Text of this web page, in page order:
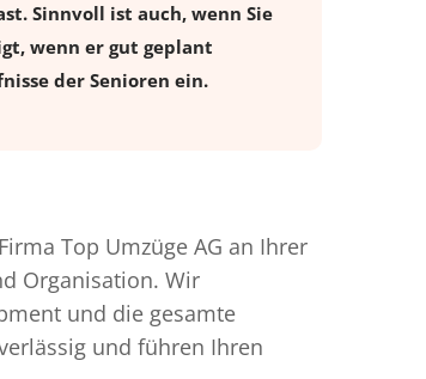
Sinnvoll ist auch, wenn Sie
wenn er gut geplant
der Senioren ein.
Top Umzüge AG an Ihrer
Organisation. Wir
und die gesamte
und führen Ihren